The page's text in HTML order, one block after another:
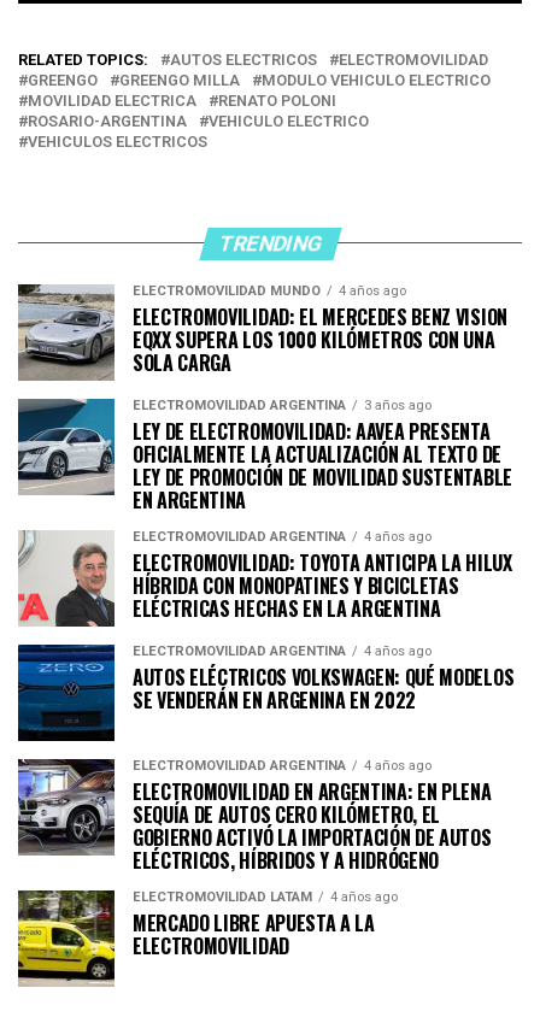
RELATED TOPICS: AUTOS ELECTRICOS
ELECTROMOVILIDAD
GREENGO
GREENGO MILLA
MODULO VEHICULO ELECTRICO
MOVILIDAD ELECTRICA
RENATO POLONI
ROSARIO-ARGENTINA
VEHICULO ELECTRICO
VEHICULOS ELECTRICOS
TRENDING
ELECTROMOVILIDAD MUNDO 4 años ago
ELECTROMOVILIDAD: EL MERCEDES BENZ VISION
EQXX SUPERA LOS 1000 KILÓMETROS CON UNA
SOLA CARGA
ELECTROMOVILIDAD ARGENTINA 3 años ago
LEY DE ELECTROMOVILIDAD: AAVEA PRESENTA
OFICIALMENTE LA ACTUALIZACIÓN AL TEXTO DE
LEY DE PROMOCIÓN DE MOVILIDAD SUSTENTABLE
EN ARGENTINA
ELECTROMOVILIDAD ARGENTINA 4 años ago
ELECTROMOVILIDAD: TOYOTA ANTICIPA LA HILUX
HÍBRIDA CON MONOPATINES Y BICICLETAS
ELÉCTRICAS HECHAS EN LA ARGENTINA
ELECTROMOVILIDAD ARGENTINA 4 años ago
AUTOS ELÉCTRICOS VOLKSWAGEN: QUÉ MODELOS
SE VENDERÁN EN ARGENINA EN 2022
ELECTROMOVILIDAD ARGENTINA 4 años ago
ELECTROMOVILIDAD EN ARGENTINA: EN PLENA
SEQUÍA DE AUTOS CERO KILÓMETRO, EL
GOBIERNO ACTIVÓ LA IMPORTACIÓN DE AUTOS
ELÉCTRICOS, HÍBRIDOS Y A HIDRÓGENO
ELECTROMOVILIDAD LATAM 4 años ago
MERCADO LIBRE APUESTA A LA
ELECTROMOVILIDAD